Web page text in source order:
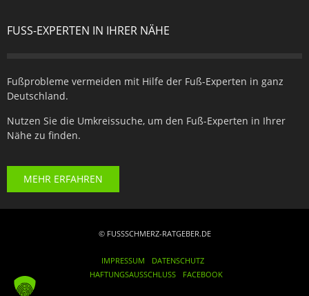
FUSS-EXPERTEN IN IHRER NÄHE
Fußprobleme vermeiden mit Hilfe der Fuß-Experten in ganz
Deutschland.
Nutzen Sie die Umkreissuche, um den Fuß-Experten in Ihrer
Nähe zu finden.
MEHR ERFAHREN
© FUSSSCHMERZ-RATGEBER.DE
IMPRESSUM
DATENSCHUTZ
HAFTUNGSAUSSCHLUSS
FACEBOOK